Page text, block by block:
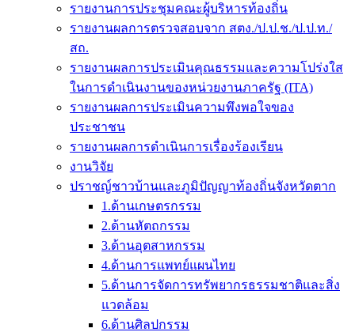
รายงานการประชุมคณะผู้บริหารท้องถิ่น
รายงานผลการตรวจสอบจาก สตง./ป.ป.ช./ป.ป.ท./
สถ.
รายงานผลการประเมินคุณธรรมและความโปร่งใส
ในการดำเนินงานของหน่วยงานภาครัฐ (ITA)
รายงานผลการประเมินความพึงพอใจของ
ประชาชน
รายงานผลการดำเนินการเรื่องร้องเรียน
งานวิจัย
ปราชญ์ชาวบ้านและภูมิปัญญาท้องถิ่นจังหวัดตาก
1.ด้านเกษตรกรรม
2.ด้านหัตถกรรม
3.ด้านอุตสาหกรรม
4.ด้านการแพทย์แผนไทย
5.ด้านการจัดการทรัพยากรธรรมชาติและสิ่ง
แวดล้อม
6.ด้านศิลปกรรม